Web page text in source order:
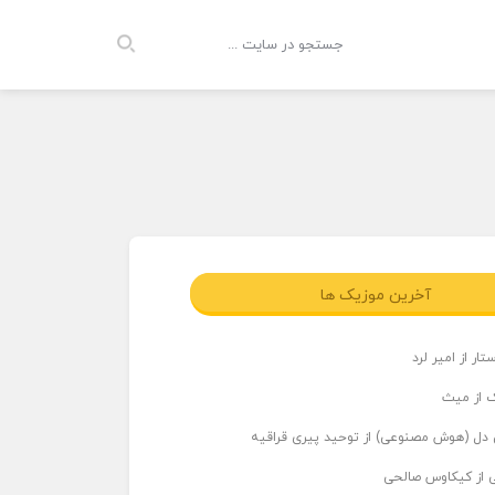
آخرین موزیک ها
از امیر لرد
از میث
دل (هوش مصنوعی) از توحید پیری قراقیه
از کیکاوس صالحی